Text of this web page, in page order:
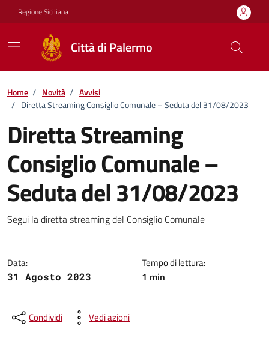
Vai ai contenuti
Vai al footer
Regione Siciliana
Città di Palermo
Home / Novità / Avvisi
/ Diretta Streaming Consiglio Comunale – Seduta del 31/08/2023
Diretta Streaming
Consiglio Comunale –
Seduta del 31/08/2023
Dettagli della notizia
Segui la diretta streaming del Consiglio Comunale
Data:
31 Agosto 2023
Tempo di lettura:
1 min
Condividi Vedi azioni